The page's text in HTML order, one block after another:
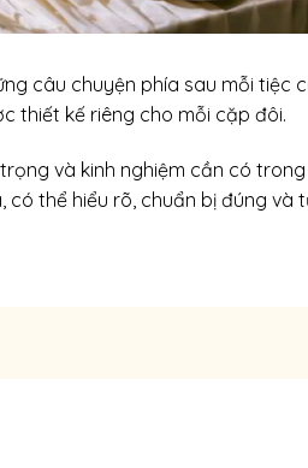
câu chuyện phía sau mỗi tiệc
thiết kế riêng cho mỗi cặp đôi.
và kinh nghiệm cần có
thể hiểu rõ, chuẩn bị đúng và